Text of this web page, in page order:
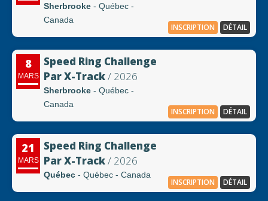
Sherbrooke - Québec -
Canada
INSCRIPTION DÉTAIL
8
MARS
Speed Ring Challenge
Par X-Track/ 2026
Sherbrooke - Québec -
Canada
INSCRIPTION DÉTAIL
21
MARS
Speed Ring Challenge
Par X-Track/ 2026
Québec - Québec - Canada
INSCRIPTION DÉTAIL